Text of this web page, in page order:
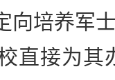
向培养军
直接为其